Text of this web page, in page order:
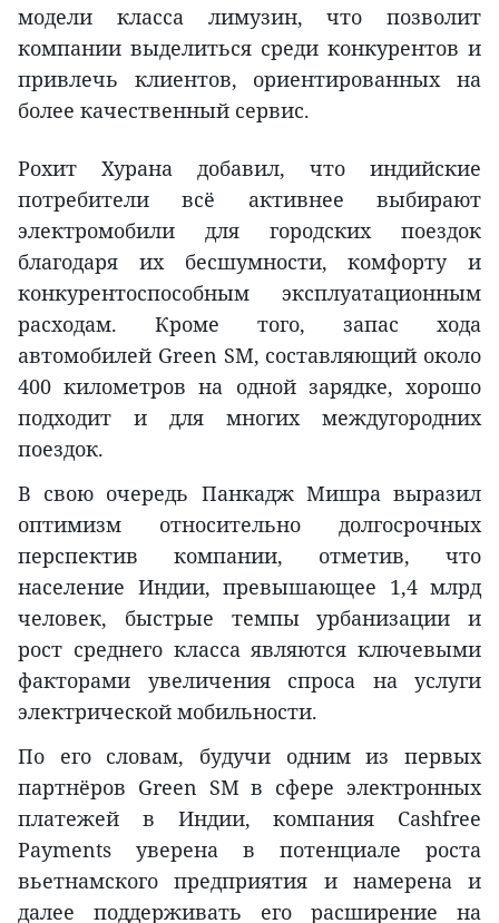
модели класса лимузин, что позволит
компании выделиться среди конкурентов и
привлечь клиентов, ориентированных на
более качественный сервис.
Рохит Хурана добавил, что индийские
потребители всё активнее выбирают
электромобили для городских поездок
благодаря их бесшумности, комфорту и
конкурентоспособным эксплуатационным
расходам. Кроме того, запас хода
автомобилей Green SM, составляющий около
400 километров на одной зарядке, хорошо
подходит и для многих междугородних
поездок.
В свою очередь Панкадж Мишра выразил
оптимизм относительно долгосрочных
перспектив компании, отметив, что
население Индии, превышающее 1,4 млрд
человек, быстрые темпы урбанизации и
рост среднего класса являются ключевыми
факторами увеличения спроса на услуги
электрической мобильности.
По его словам, будучи одним из первых
партнёров Green SM в сфере электронных
платежей в Индии, компания Cashfree
Payments уверена в потенциале роста
вьетнамского предприятия и намерена и
далее поддерживать его расширение на